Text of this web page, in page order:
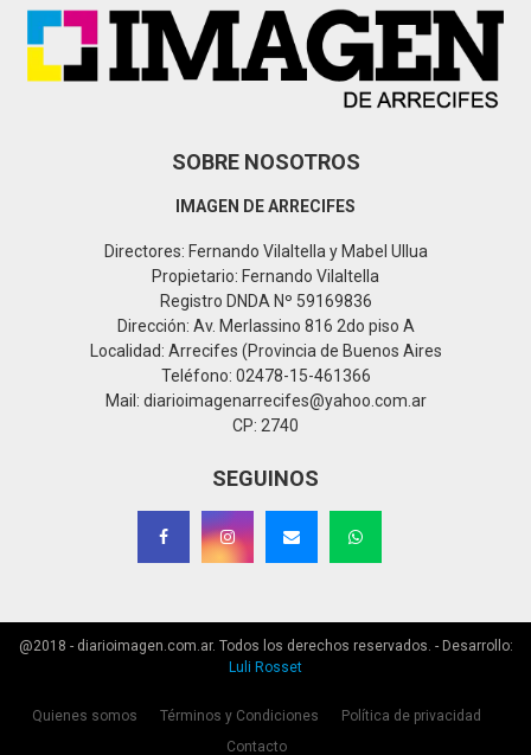
SOBRE NOSOTROS
IMAGEN DE ARRECIFES
Directores: Fernando Vilaltella y Mabel Ullua
Propietario: Fernando Vilaltella
Registro DNDA Nº 59169836
Dirección: Av. Merlassino 816 2do piso A
Localidad: Arrecifes (Provincia de Buenos Aires
Teléfono: 02478-15-461366
Mail: diarioimagenarrecifes@yahoo.com.ar
CP: 2740
SEGUINOS
@2018 - diarioimagen.com.ar. Todos los derechos reservados. - Desarrollo:
Luli Rosset
Quienes somos Términos y Condiciones
Política de privacidad
Contacto